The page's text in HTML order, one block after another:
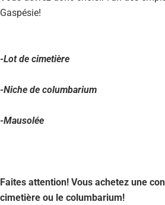
Gaspésie!
-Lot de cimetière
-Niche de columbarium
-Mausolée
Faites attention! Vous achetez une
cimetière ou le columbarium!